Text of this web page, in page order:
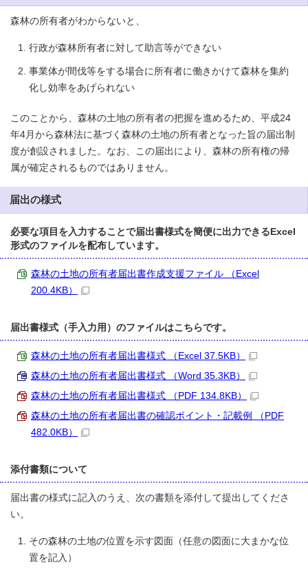
森林の所有者がわからないと、
行政が森林所有者に対して助言等ができない
事業体が間伐等をする場合に所有者に働きかけて森林を集約
化し効率をあげられない
このことから、森林の土地の所有者の把握を進めるため、平成24
年4月から森林法に基づく森林の土地の所有者となった旨の届出制
度が創設されました。なお、この届出により、森林の所有権の帰
属が確定されるものではありません。
届出の様式
必要な項目を入力することで届出書様式を簡便に出力できるExcel
形式のファイルを配布しています。
森林の土地の所有者届出書作成支援ファイル （Excel
200.4KB）
届出書様式（手入力用）のファイルはこちらです。
森林の土地の所有者届出書様式 （Excel 37.5KB）
森林の土地の所有者届出書様式 （Word 35.3KB）
森林の土地の所有者届出書様式 （PDF 134.8KB）
森林の土地の所有者届出書の確認ポイント・記載例 （PDF
482.0KB）
添付書類について
届出書の様式に記入のうえ、次の書類を添付して提出してくださ
い。
その森林の土地の位置を示す図面（任意の図面に大まかな位
置を記入）